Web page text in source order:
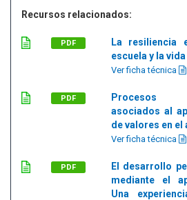
Recursos relacionados:
PDF
La resiliencia
escuela y la vida
Ver ficha técnica
PDF
Procesos
asociados al
de valores en
Ver ficha técnica
PDF
El desarrollo
mediante el
Una